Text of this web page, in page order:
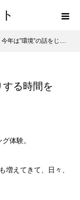
今年は”環境”の話をじっくりする時間を設けています！
する時間を
体験。
増えてきて、日々、